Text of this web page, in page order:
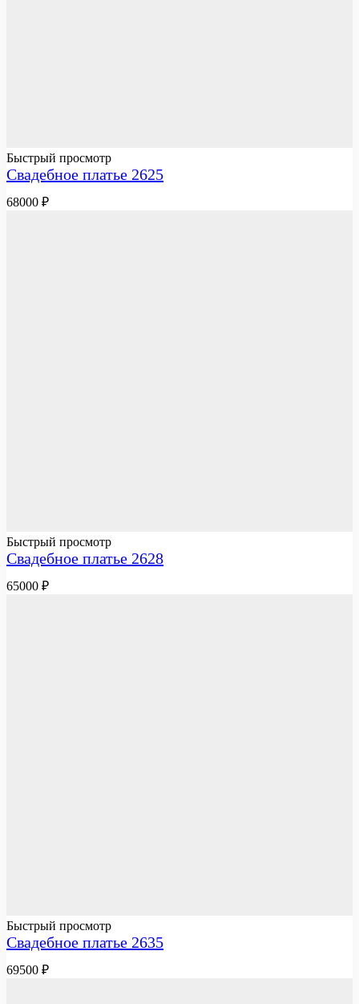
Быстрый просмотр
Свадебное платье 2625
68000 ₽
Быстрый просмотр
Свадебное платье 2628
65000 ₽
Быстрый просмотр
Свадебное платье 2635
69500 ₽